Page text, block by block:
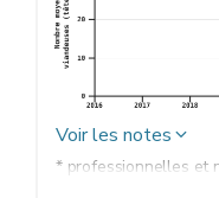
Voir les notes
* professionnelles et